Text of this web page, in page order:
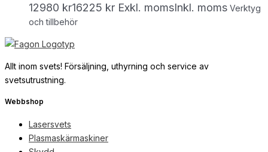
12980 kr16225 kr Exkl. momsInkl. moms Verktyg
och tillbehör
Allt inom svets! Försäljning, uthyrning och service av
svetsutrustning.
Webbshop
Lasersvets
Plasmaskärmaskiner